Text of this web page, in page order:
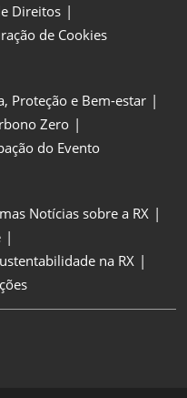
Direitos
de Cookies
Proteção e Bem-estar
Zero
do Evento
Notícias sobre a RX
na RX